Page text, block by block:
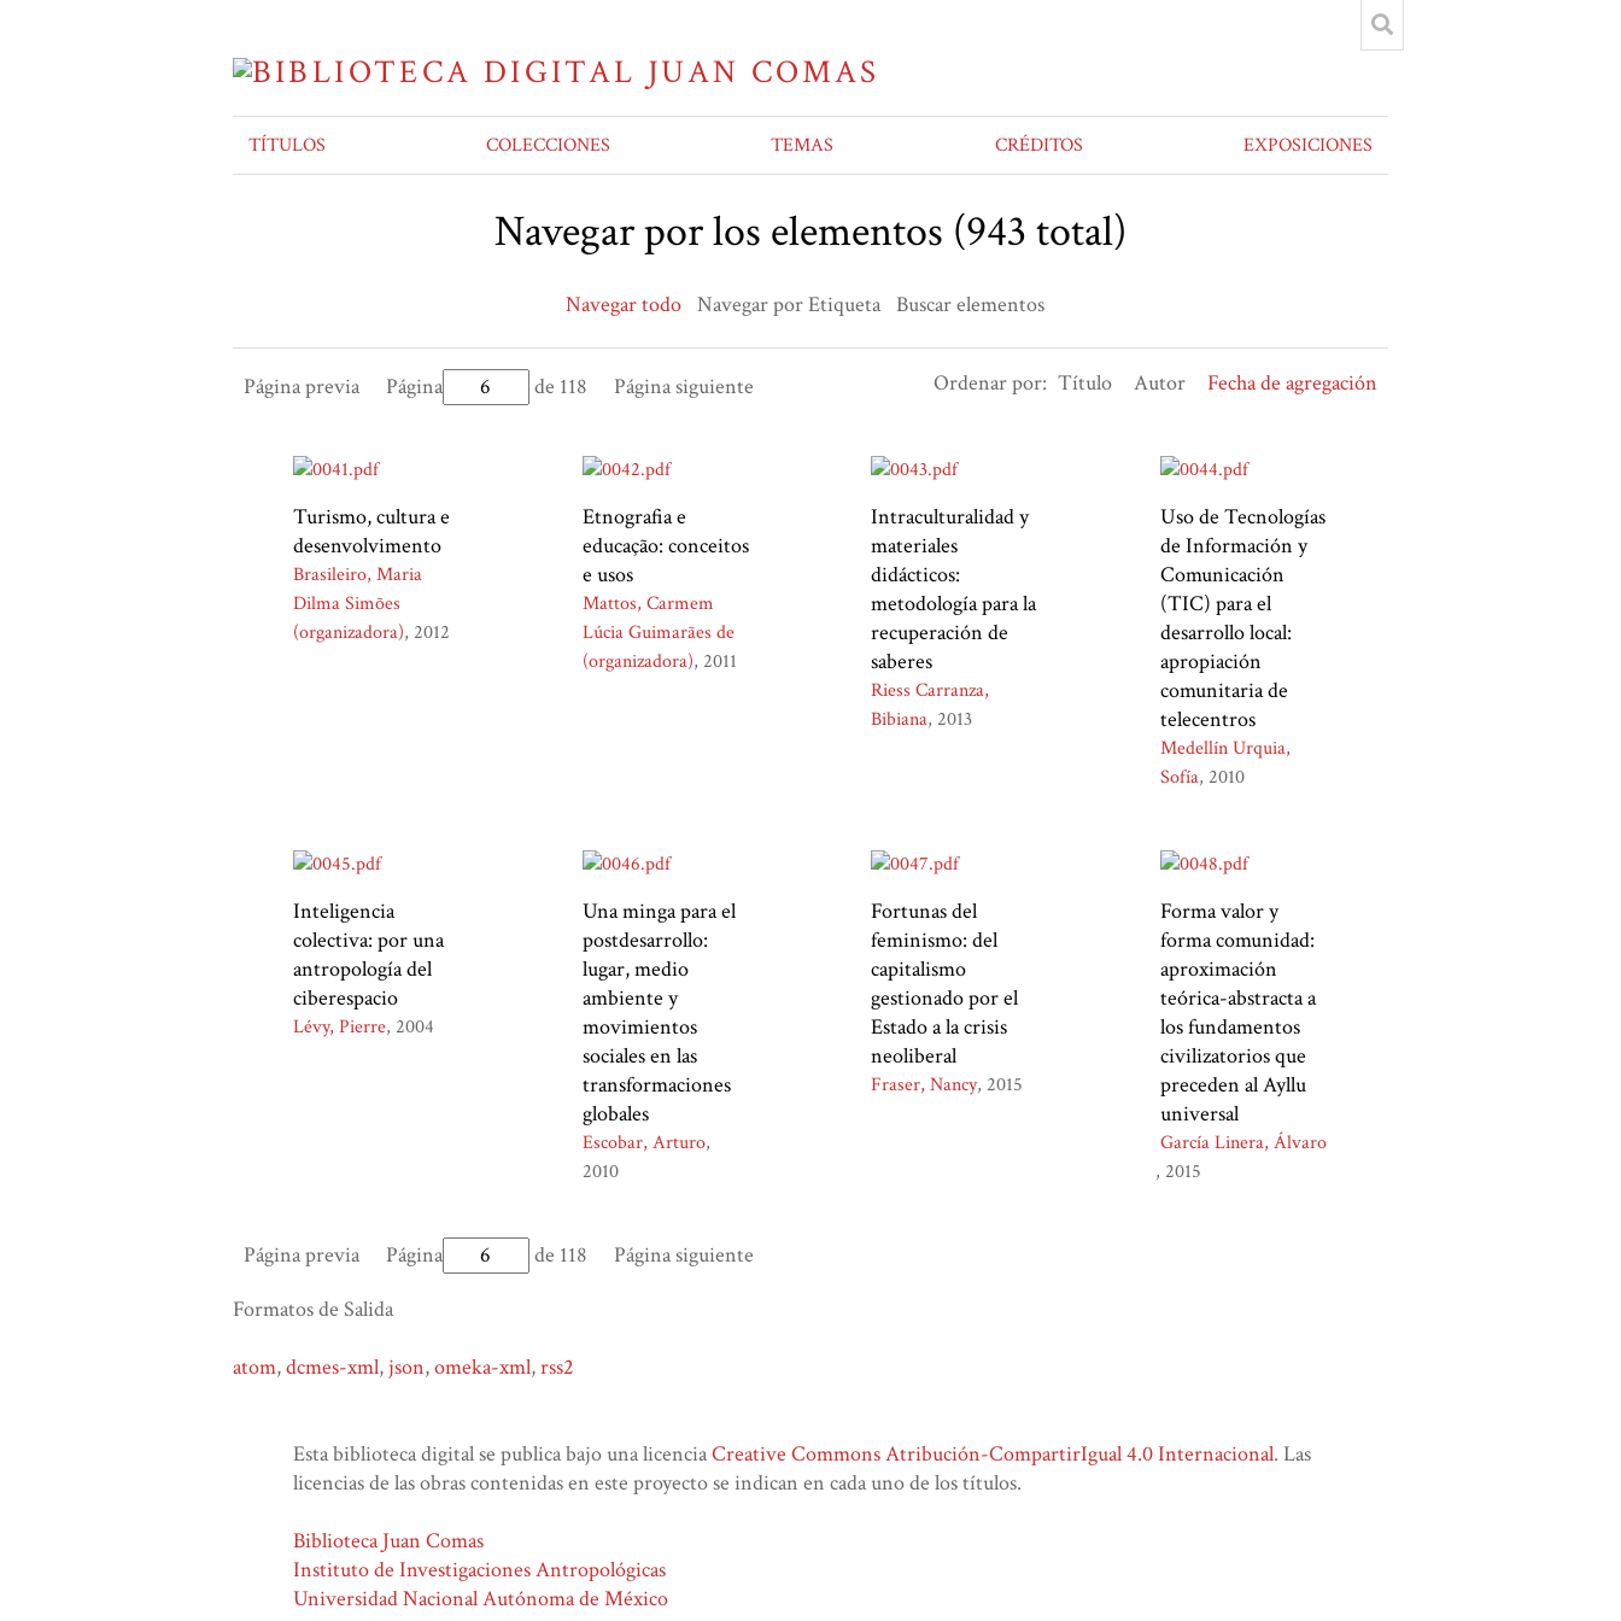
TÍTULOS COLECCIONES TEMAS CRÉDITOS EXPOSICIONES
Navegar por los elementos (943 total)
Navegar todo Navegar por Etiqueta Buscar elementos
Página previa Página de 118 Página siguiente Ordenar por: Título Autor Fecha de agregación
Turismo, cultura e
desenvolvimento
Brasileiro, Maria
Dilma Simões
(organizadora) 2012
Etnografia e
educação: conceitos
e usos
Mattos, Carmem
Lúcia Guimarães de
(organizadora) 2011
Intraculturalidad y
materiales
didácticos:
metodología para la
recuperación de
saberes
Riess Carranza,
Bibiana 2013
Uso de Tecnologías
de Información y
Comunicación
(TIC) para el
desarrollo local:
apropiación
comunitaria de
telecentros
Medellín Urquia,
Sofía 2010
Inteligencia
colectiva: por una
antropología del
ciberespacio
Lévy, Pierre 2004
Una minga para el
postdesarrollo:
lugar, medio
ambiente y
movimientos
sociales en las
transformaciones
globales
Escobar, Arturo
2010
Fortunas del
feminismo: del
capitalismo
gestionado por el
Estado a la crisis
neoliberal
Fraser, Nancy 2015
Forma valor y
forma comunidad:
aproximación
teórica-abstracta a
los fundamentos
civilizatorios que
preceden al Ayllu
universal
García Linera, Álvaro
2015
Página previa Página de 118
Página siguiente
Formatos de Salida
atom,dcmes-xml, json,omeka-xml,rss2
Esta biblioteca digital se publica bajo una licenciaCreative Commons Atribución-CompartirIgual 4.0 Internacional. Las
licencias de las obras contenidas en este proyecto se indican en cada uno de los títulos.
Biblioteca Juan Comas
Instituto de Investigaciones Antropológicas
Universidad Nacional Autónoma de México